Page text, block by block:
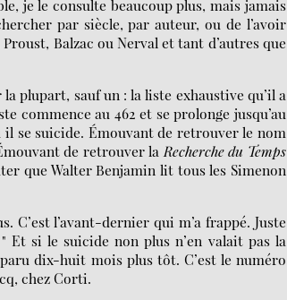
je le consulte beaucoup plus, mais jamais
par siècle, par auteur, ou de l’avoir
Balzac ou Nerval et tant d’autres que
plupart, sauf un : la liste exhaustive qu’il a
commence au 462 et se prolonge jusqu’au
se suicide. Émouvant de retrouver le nom
de retrouver la Recherche du Temps
que Walter Benjamin lit tous les Simenon
l’avant-dernier qui m’a frappé. Juste
Et si le suicide non plus n’en valait pas la
dix-huit mois plus tôt. C’est le numéro
chez Corti.